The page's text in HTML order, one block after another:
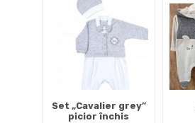
Set „Cavalier grey”
picior închis